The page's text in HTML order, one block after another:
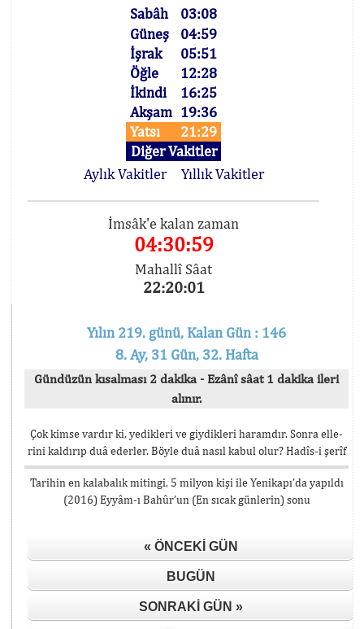
Sabâh
03:08
Güneş
04:59
İşrak
05:51
Öğle
12:28
İkindi
16:25
Akşam 19:36
Yatsı
21:29
Diğer Vakitler
Aylık Vakitler
Yıllık Vakitler
İmsâk'e kalan zaman
04:30:59
Mahallî Sâat
22:20:01
Yılın 219. günü, Kalan Gün : 146
8. Ay, 31 Gün, 32. Hafta
Gündüzün kısalması 2 dakika - Ezânî sâat 1 dakika ileri
alınır.
Çok kimse vardır ki, yedikleri ve giydikleri haramdır. Sonra elle-
rini kaldırıp duâ ederler. Böyle duâ nasıl kabul olur? Hadîs-i şerîf
Tarihin en kalabalık mitingi, 5 milyon kişi ile Yenikapı’da yapıldı
(2016) Eyyâm-ı Bahûr’un (En sıcak günlerin) sonu
« ÖNCEKI GÜN
BUGÜN
SONRAKI GÜN »